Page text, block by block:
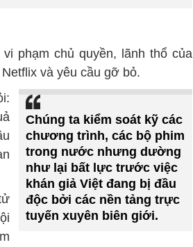
phạm chủ quyền, lãnh thổ của
và yêu cầu gỡ bỏ.
Chúng ta kiểm soát kỹ các
chương trình, các bộ phim
trong nước nhưng dường
như lại bất lực trước việc
khán giả Việt đang bị đầu
độc bởi các nền tảng trực
tuyến xuyên biên giới.